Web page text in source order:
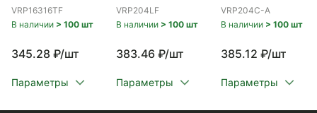
VRP16316TF
В наличии > 100 шт
345.28 ₽/шт
Параметры
VRP204LF
В наличии > 100 шт
383.46 ₽/шт
Параметры
VRP204C-A
В наличии > 100 шт
385.12 ₽/шт
Параметры